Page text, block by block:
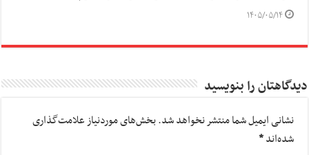
۱۴۰۵/۰۵/۱۴
دیدگاهتان را بنویسید
نشانی ایمیل شما منتشر نخواهد شد.بخش‌های موردنیاز علامت‌گذاری
شده‌اند*